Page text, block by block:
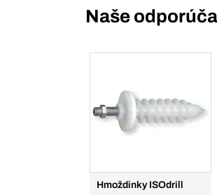
Naše
Hmoždinky ISOdrill